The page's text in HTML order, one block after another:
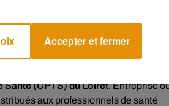
(CPTS) du Loiret. Entreprise
aux professionnels de santé
Accepter et fermer